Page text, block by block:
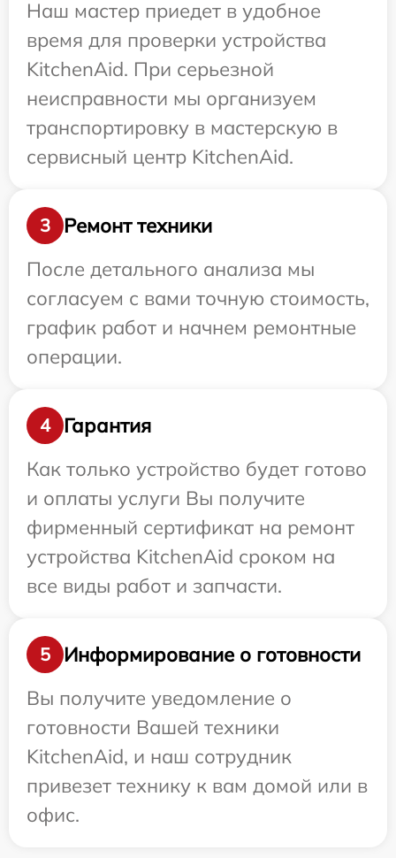
Наш мастер приедет в удобное
время для проверки устройства
KitchenAid. При серьезной
неисправности мы организуем
транспортировку в мастерскую в
сервисный центр KitchenAid.
3
Ремонт техники
После детального анализа мы
согласуем с вами точную стоимость,
график работ и начнем ремонтные
операции.
4
Гарантия
Как только устройство будет готово
и оплаты услуги Вы получите
фирменный сертификат на ремонт
устройства KitchenAid сроком на
все виды работ и запчасти.
5
Информирование о готовности
Вы получите уведомление о
готовности Вашей техники
KitchenAid, и наш сотрудник
привезет технику к вам домой или в
офис.